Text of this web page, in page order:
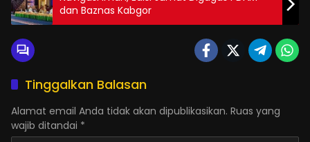
dan Baznas Kabgor
Tinggalkan Balasan
Alamat email Anda tidak akan dipublikasikan. Ruas yang
wajib ditandai *